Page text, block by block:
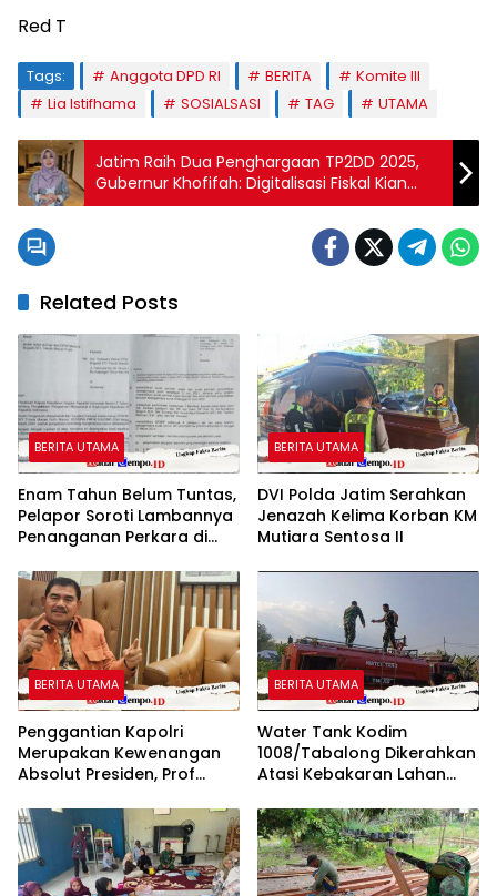
Red T
Tags: Anggota DPD RI BERITA
Komite III
Lia Istifhama
SOSIALSASI TAG UTAMA
Jatim Raih Dua Penghargaan TP2DD 2025,
Gubernur Khofifah: Digitalisasi Fiskal Kian
Efektif; Senator Cantik Jawa Timur Lia
Related Posts
BERITA UTAMA
Enam Tahun Belum Tuntas,
Pelapor Soroti Lambannya
Penanganan Perkara di
BERITA UTAMA
DVI Polda Jatim Serahkan
Jenazah Kelima Korban KM
Mutiara Sentosa II
BERITA UTAMA
Penggantian Kapolri
Merupakan Kewenangan
Absolut Presiden, Prof
Pemberantasan Korupsi
Justru Melemah
BERITA UTAMA
Water Tank Kodim
1008/Tabalong Dikerahkan
Atasi Kebakaran Lahan